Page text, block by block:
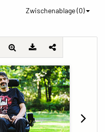
Zwischenablage (0)